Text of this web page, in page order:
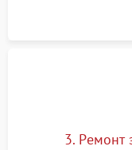
3. Ремонт